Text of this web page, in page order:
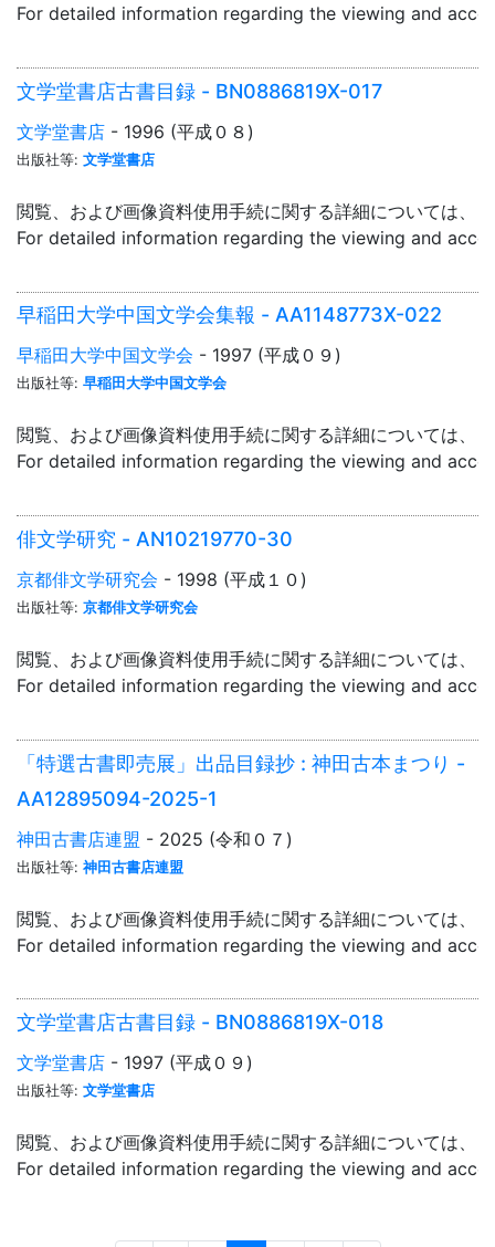
For detailed information regarding the viewing and
文学堂書店古書目録 - BN0886819X-017
文学堂書店 - 1996 (平成０８)
出版社等: 文学堂書店
閲覧、および画像資料使用手続に関する詳細については、「
For detailed information regarding the viewing and
早稲田大学中国文学会集報 - AA1148773X-022
早稲田大学中国文学会 - 1997 (平成０９)
出版社等: 早稲田大学中国文学会
閲覧、および画像資料使用手続に関する詳細については、「
For detailed information regarding the viewing and
俳文学研究 - AN10219770-30
京都俳文学研究会 - 1998 (平成１０)
出版社等: 京都俳文学研究会
閲覧、および画像資料使用手続に関する詳細については、「
For detailed information regarding the viewing and
「特選古書即売展」出品目録抄 : 神田古本まつり -
AA12895094-2025-1
神田古書店連盟 - 2025 (令和０７)
出版社等: 神田古書店連盟
閲覧、および画像資料使用手続に関する詳細については、「
For detailed information regarding the viewing and
文学堂書店古書目録 - BN0886819X-018
文学堂書店 - 1997 (平成０９)
出版社等: 文学堂書店
閲覧、および画像資料使用手続に関する詳細については、「
For detailed information regarding the viewing and